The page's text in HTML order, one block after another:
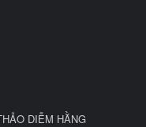
DIỄM HẰNG